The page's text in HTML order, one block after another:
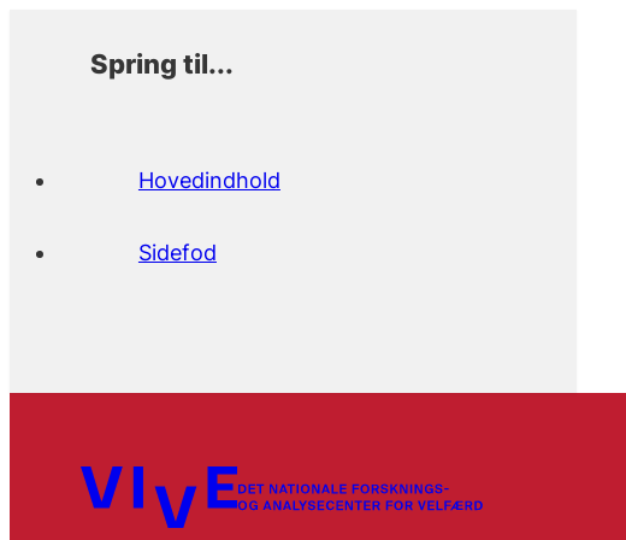
Spring til...
Hovedindhold
Sidefod